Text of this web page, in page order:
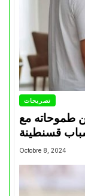
تصريحات
طموحاته مع
قسنطينة
Octobre 8, 2024